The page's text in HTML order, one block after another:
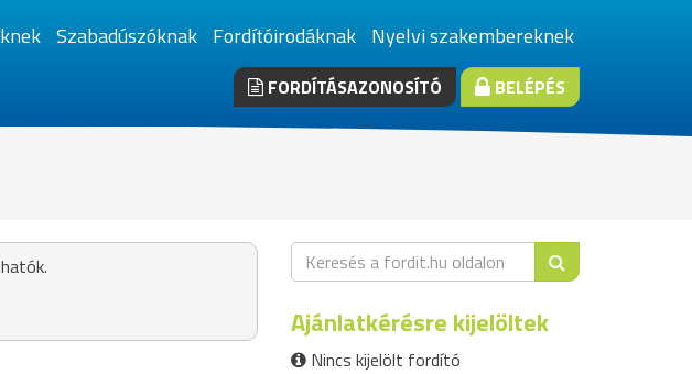
Szabadúszóknak Fordítóirodáknak Nyelvi szakembereknek
FORDÍTÁSAZONOSÍTÓ BELÉPÉS
Ajánlatkérésre kijelöltek
Nincs kijelölt fordító